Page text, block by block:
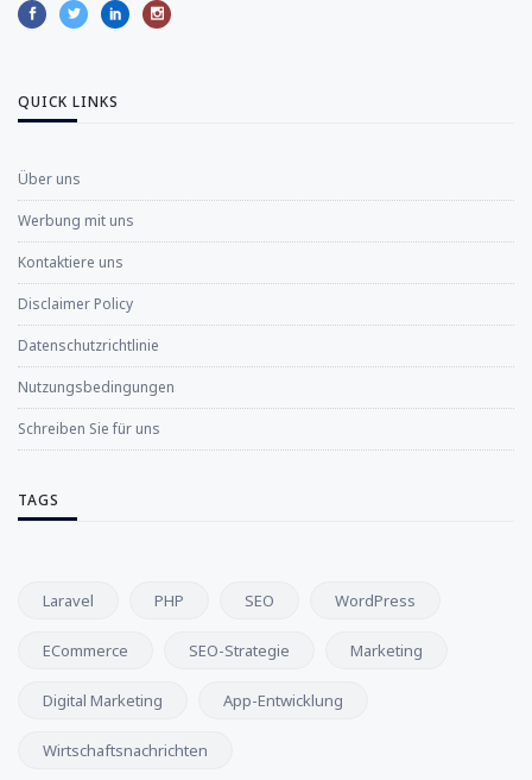
QUICK LINKS
Über uns
Werbung mit uns
Kontaktiere uns
Disclaimer Policy
Datenschutzrichtlinie
Nutzungsbedingungen
Schreiben Sie für uns
TAGS
Laravel PHP SEO WordPress
ECommerce SEO-Strategie Marketing
Digital Marketing App-Entwicklung
Wirtschaftsnachrichten